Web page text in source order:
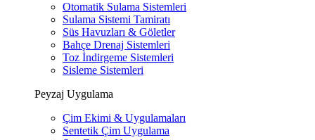
Otomatik Sulama Sistemleri
Sulama Sistemi Tamiratı
Süs Havuzları & Göletler
Bahçe Drenaj Sistemleri
Toz İndirgeme Sistemleri
Sisleme Sistemleri
Peyzaj Uygulama
Çim Ekimi & Uygulamaları
Sentetik Çim Uygulama